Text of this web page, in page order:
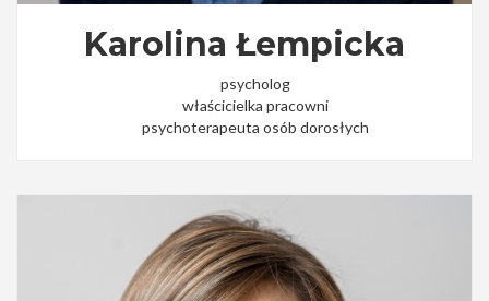
Karolina Łempicka
psycholog
właścicielka pracowni
psychoterapeuta osób dorosłych